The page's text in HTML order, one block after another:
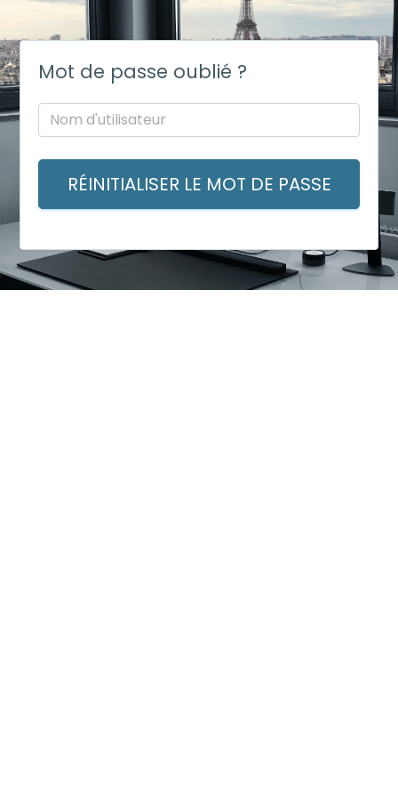
Mot de passe oublié ?
RÉINITIALISER LE MOT DE PASSE